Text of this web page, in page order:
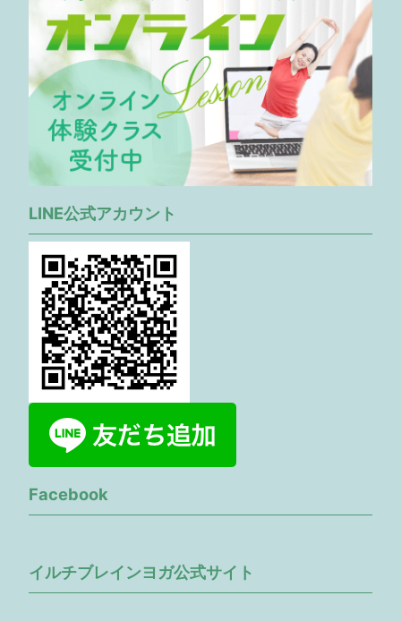
LINE公式アカウント
Facebook
イルチブレインヨガ公式サイト